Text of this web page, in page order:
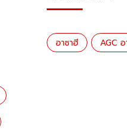
อาซาฮี AGC